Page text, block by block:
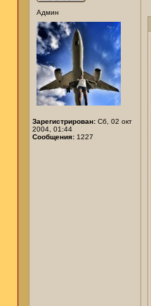
Админ
Зарегистрирован: Сб, 02 окт
2004, 01:44
Сообщения: 1227